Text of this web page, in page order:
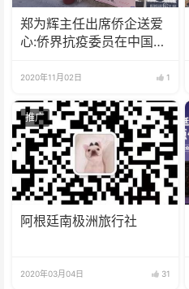
郑为辉主任出席侨企送爱
心:侨界抗疫委员在中国城
2020年11月02日 1
推广
阿根廷南极洲旅行社
2020年03月04日 31